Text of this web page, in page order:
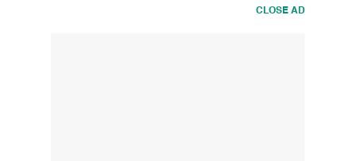
CLOSE AD